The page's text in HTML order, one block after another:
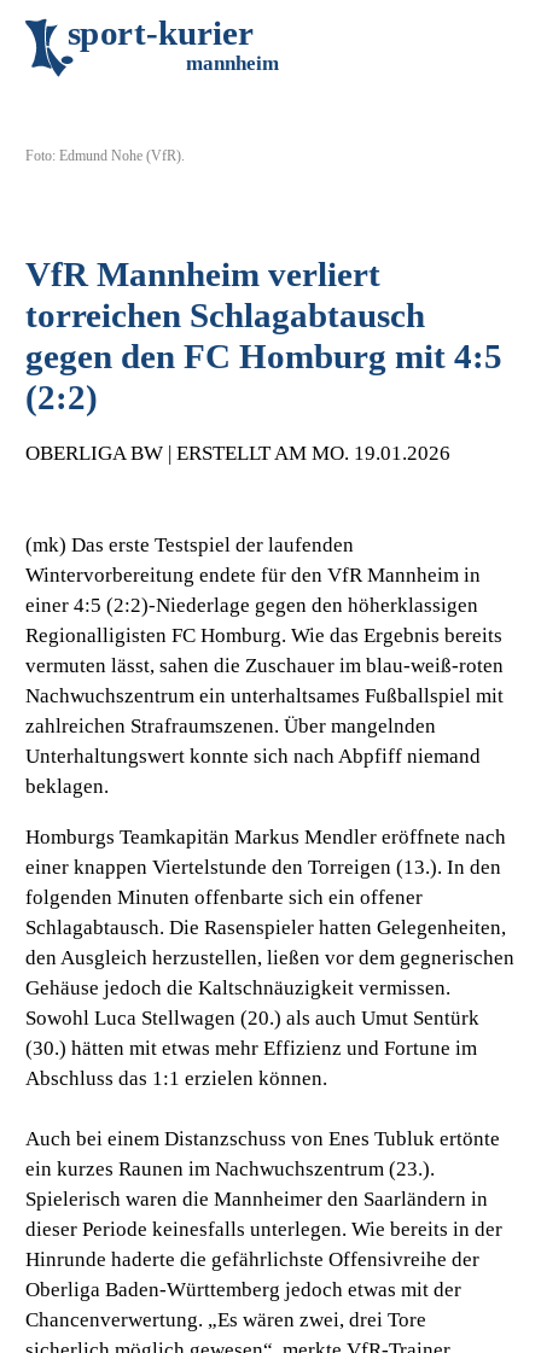
sport-kurier
mannheim
Foto: Edmund Nohe (VfR).
VfR Mannheim verliert
torreichen Schlagabtausch
gegen den FC Homburg mit 4:5
(2:2)
OBERLIGA BW | ERSTELLT AM MO. 19.01.2026
(mk) Das erste Testspiel der laufenden
Wintervorbereitung endete für den VfR Mannheim in
einer 4:5 (2:2)-Niederlage gegen den höherklassigen
Regionalligisten FC Homburg. Wie das Ergebnis bereits
vermuten lässt, sahen die Zuschauer im blau-weiß-roten
Nachwuchszentrum ein unterhaltsames Fußballspiel mit
zahlreichen Strafraumszenen. Über mangelnden
Unterhaltungswert konnte sich nach Abpfiff niemand
beklagen.
Homburgs Teamkapitän Markus Mendler eröffnete nach
einer knappen Viertelstunde den Torreigen (13.). In den
folgenden Minuten offenbarte sich ein offener
Schlagabtausch. Die Rasenspieler hatten Gelegenheiten,
den Ausgleich herzustellen, ließen vor dem gegnerischen
Gehäuse jedoch die Kaltschnäuzigkeit vermissen.
Sowohl Luca Stellwagen (20.) als auch Umut Sentürk
(30.) hätten mit etwas mehr Effizienz und Fortune im
Abschluss das 1:1 erzielen können.
Auch bei einem Distanzschuss von Enes Tubluk ertönte
ein kurzes Raunen im Nachwuchszentrum (23.).
Spielerisch waren die Mannheimer den Saarländern in
dieser Periode keinesfalls unterlegen. Wie bereits in der
Hinrunde haderte die gefährlichste Offensivreihe der
Oberliga Baden-Württemberg jedoch etwas mit der
Chancenverwertung. „Es wären zwei, drei Tore